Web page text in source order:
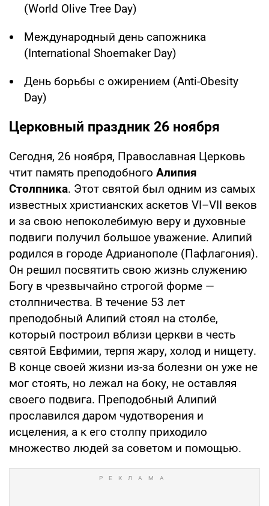
(World Olive Tree Day)
Международный день сапожника
(International Shoemaker Day)
День борьбы с ожирением (Anti-Obesity
Day)
Церковный праздник 26 ноября
Сегодня, 26 ноября, Православная Церковь
чтит память преподобного Алипия
Столпника. Этот святой был одним из самых
известных христианских аскетов VI–VII веков
и за свою непоколебимую веру и духовные
подвиги получил большое уважение. Алипий
родился в городе Адрианополе (Пафлагония).
Он решил посвятить свою жизнь служению
Богу в чрезвычайно строгой форме —
столпничества. В течение 53 лет
преподобный Алипий стоял на столбе,
который построил вблизи церкви в честь
святой Евфимии, терпя жару, холод и нищету.
В конце своей жизни из-за болезни он уже не
мог стоять, но лежал на боку, не оставляя
своего подвига. Преподобный Алипий
прославился даром чудотворения и
исцеления, а к его столпу приходило
множество людей за советом и помощью.